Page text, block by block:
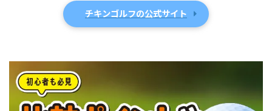
チキンゴルフの公式サイト